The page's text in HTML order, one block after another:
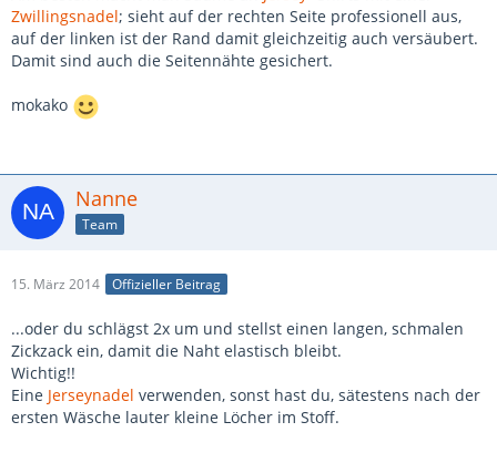
Zwillingsnadel; sieht auf der rechten Seite professionell aus,
auf der linken ist der Rand damit gleichzeitig auch versäubert.
Damit sind auch die Seitennähte gesichert.
mokako
Nanne
Team
15. März 2014 Offizieller Beitrag
...oder du schlägst 2x um und stellst einen langen, schmalen
Zickzack ein, damit die Naht elastisch bleibt.
Wichtig!!
Eine Jerseynadel verwenden, sonst hast du, sätestens nach der
ersten Wäsche lauter kleine Löcher im Stoff.